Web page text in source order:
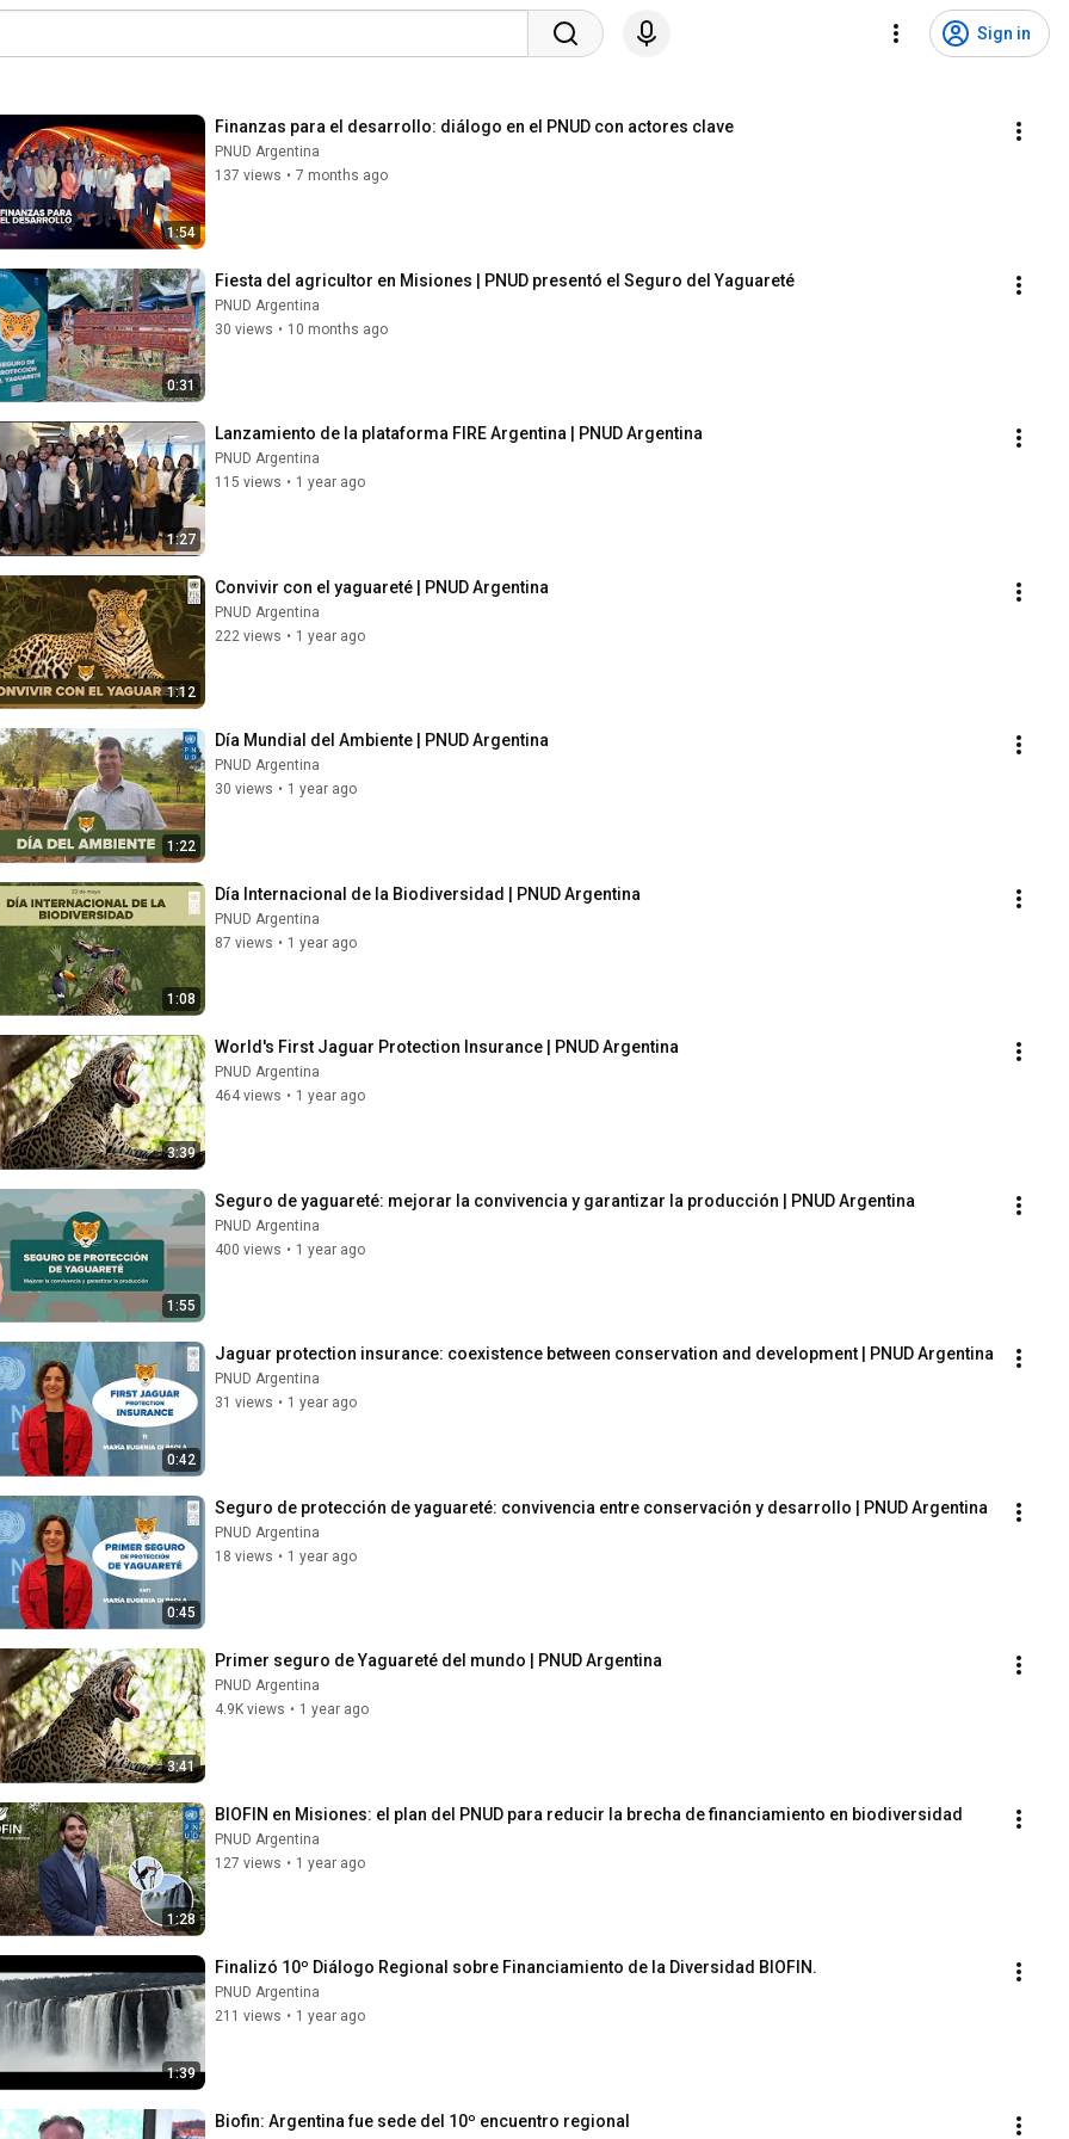
Sign in
1:54
Finanzas para el desarrollo: diálogo en el PNUD con actores clave
PNUD Argentina
137 views • 7 months ago
0:31
Fiesta del agricultor en Misiones | PNUD presentó el Seguro del Yaguareté
PNUD Argentina
30 views • 10 months ago
1:27
Lanzamiento de la plataforma FIRE Argentina | PNUD Argentina
PNUD Argentina
115 views • 1 year ago
1:12
Convivir con el yaguareté | PNUD Argentina
PNUD Argentina
222 views • 1 year ago
1:22
Día Mundial del Ambiente | PNUD Argentina
PNUD Argentina
30 views • 1 year ago
1:08
Día Internacional de la Biodiversidad | PNUD Argentina
PNUD Argentina
87 views • 1 year ago
3:39
World's First Jaguar Protection Insurance | PNUD Argentina
PNUD Argentina
464 views • 1 year ago
1:55
Seguro de yaguareté: mejorar la convivencia y garantizar la producción | PNUD Argentina
PNUD Argentina
400 views • 1 year ago
0:42
Jaguar protection insurance: coexistence between conservation and development | PNUD Argentina
PNUD Argentina
31 views • 1 year ago
0:45
Seguro de protección de yaguareté: convivencia entre conservación y desarrollo | PNUD Argentina
PNUD Argentina
18 views • 1 year ago
3:41
Primer seguro de Yaguareté del mundo | PNUD Argentina
PNUD Argentina
4.9K views • 1 year ago
1:28
BIOFIN en Misiones: el plan del PNUD para reducir la brecha de financiamiento en biodiversidad
PNUD Argentina
127 views • 1 year ago
1:39
Finalizó 10º Diálogo Regional sobre Financiamiento de la Diversidad BIOFIN.
PNUD Argentina
211 views • 1 year ago
Biofin: Argentina fue sede del 10º encuentro regional